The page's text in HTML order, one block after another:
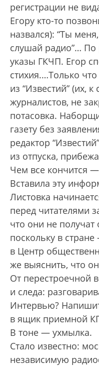
регистрации не
Егору кто-то
назвался): “Ты
слушай радио”…
указы ГКЧП. Егор
стихия.…Только
из “Известий” (их,
журналистов, не
потасовка.
газету без
редактор
из отпуска,
Чем все кончится
Вставила эту
Листовка
перед читателями
что они не
поскольку в
в Центр
же выяснить, что
От перестроечной
и следа:
Интервью?
в ящик приемной
В тоне — ухмылка.
Стало известно:
независимую